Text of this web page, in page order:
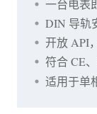
一台电表
DIN 导轨
开放 API
符合 CE
适用于单